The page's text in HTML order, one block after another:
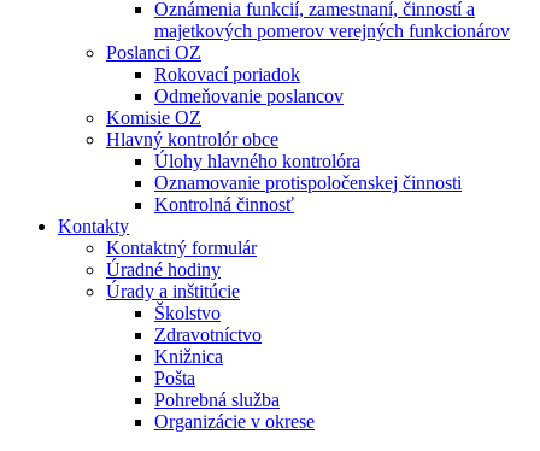
Oznámenia funkcií, zamestnaní, činností a
majetkových pomerov verejných funkcionárov
Poslanci OZ
Rokovací poriadok
Odmeňovanie poslancov
Komisie OZ
Hlavný kontrolór obce
Úlohy hlavného kontrolóra
Oznamovanie protispoločenskej činnosti
Kontrolná činnosť
Kontakty
Kontaktný formulár
Úradné hodiny
Úrady a inštitúcie
Školstvo
Zdravotníctvo
Knižnica
Pošta
Pohrebná služba
Organizácie v okrese